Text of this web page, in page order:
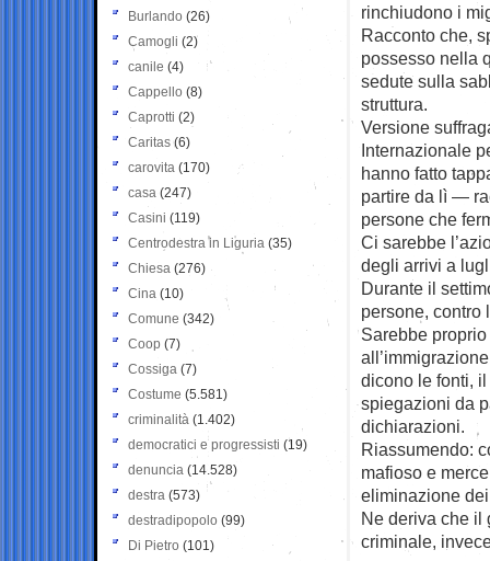
rinchiudono i
Racconto che,
possesso nella
sedute sulla
struttura.
Versione
Internazionale
hanno fatto
partire da lì —
persone che
Ci sarebbe
degli arrivi a
Durante il
persone, contro
Sarebbe
dicono le fonti,
spiegazioni da
dichiarazioni.
Riassumendo:
mafioso e
eliminazione
Ne deriva che il
criminale,
Burlando (26)
Camogli (2)
canile (4)
Cappello (8)
Caprotti (2)
Caritas (6)
carovita (170)
casa (247)
Casini (119)
Centrodestra in Liguria (35)
Chiesa (276)
Cina (10)
Comune (342)
Coop (7)
Cossiga (7)
Costume (5.581)
criminalità (1.402)
democratici e progressisti (19)
denuncia (14.528)
destra (573)
destradipopolo (99)
Di Pietro (101)